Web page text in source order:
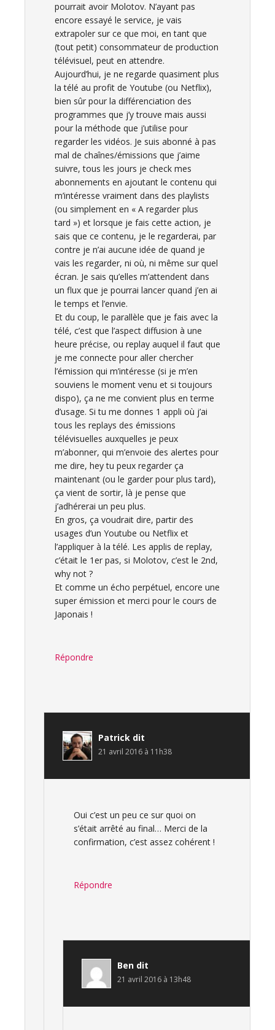
pourrait avoir Molotov. N’ayant pas
encore essayé le service, je vais
extrapoler sur ce que moi, en tant que
(tout petit) consommateur de production
télévisuel, peut en attendre.
Aujourd’hui, je ne regarde quasiment plus
la télé au profit de Youtube (ou Netflix),
bien sûr pour la différenciation des
programmes que j’y trouve mais aussi
pour la méthode que j’utilise pour
regarder les vidéos. Je suis abonné à pas
mal de chaînes/émissions que j’aime
suivre, tous les jours je check mes
abonnements en ajoutant le contenu qui
m’intéresse vraiment dans des playlists
(ou simplement en « A regarder plus
tard ») et lorsque je fais cette action, je
sais que ce contenu, je le regarderai, par
contre je n’ai aucune idée de quand je
vais les regarder, ni où, ni même sur quel
écran. Je sais qu’elles m’attendent dans
un flux que je pourrai lancer quand j’en ai
le temps et l’envie.
Et du coup, le parallèle que je fais avec la
télé, c’est que l’aspect diffusion à une
heure précise, ou replay auquel il faut que
je me connecte pour aller chercher
l’émission qui m’intéresse (si je m’en
souviens le moment venu et si toujours
dispo), ça ne me convient plus en terme
d’usage. Si tu me donnes 1 appli où j’ai
tous les replays des émissions
télévisuelles auxquelles je peux
m’abonner, qui m’envoie des alertes pour
me dire, hey tu peux regarder ça
maintenant (ou le garder pour plus tard),
ça vient de sortir, là je pense que
j’adhérerai un peu plus.
En gros, ça voudrait dire, partir des
usages d’un Youtube ou Netflix et
l’appliquer à la télé. Les applis de replay,
c’était le 1er pas, si Molotov, c’est le 2nd,
why not ?
Et comme un écho perpétuel, encore une
super émission et merci pour le cours de
Japonais !
Répondre
Patrick dit
21 avril 2016 à 11h38
Oui c’est un peu ce sur quoi on
s’était arrêté au final… Merci de la
confirmation, c’est assez cohérent !
Répondre
Ben dit
21 avril 2016 à 13h48